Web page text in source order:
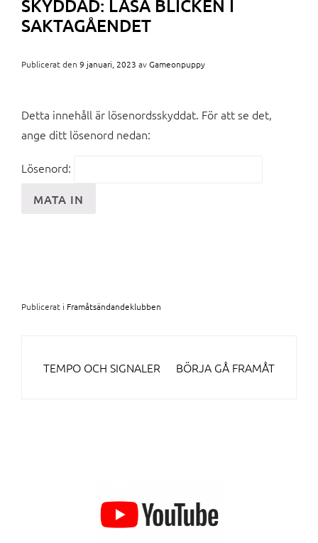
SKYDDAD: LÅSA BLICKEN I
SAKTAGÅENDET
Publicerat den 9 januari, 2023 avGameonpuppy
Detta innehåll är lösenordsskyddat. För att se det,
ange ditt lösenord nedan:
Lösenord:
Publicerat i Framåtsändandeklubben
INLÄGGSNAVIGERING
TEMPO OCH SIGNALER BÖRJA GÅ FRAMÅT